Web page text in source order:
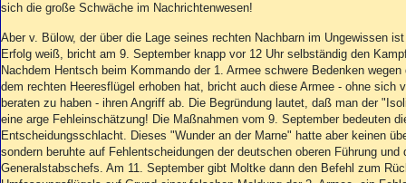
sich die große Schwäche im Nachrichtenwesen!
Aber v. Bülow, der über die Lage seines rechten Nachbarn im Ungewissen
Erfolg weiß, bricht am 9. September knapp vor 12 Uhr selbständig den
Nachdem Hentsch beim Kommando der 1. Armee schwere Bedenken
dem rechten Heeresflügel erhoben hat, bricht auch diese Armee - ohne sich
beraten zu haben - ihren Angriff ab. Die Begründung lautet, daß man der
eine arge Fehleinschätzung! Die Maßnahmen vom 9. September bedeuten
Entscheidungsschlacht. Dieses "Wunder an der Marne" hatte aber keinen
sondern beruhte auf Fehlentscheidungen der deutschen oberen Führung
Generalstabschefs. Am 11. September gibt Moltke dann den Befehl zum